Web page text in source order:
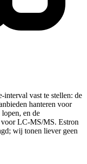
interval vast te stellen: de
hanteren voor
en de
voor LC-MS/MS. Estron
wij tonen liever geen